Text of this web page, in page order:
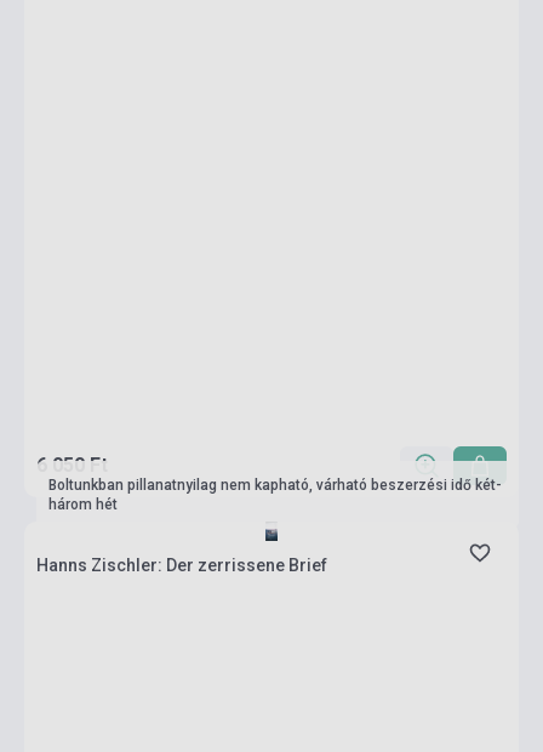
6 050 Ft
Boltunkban pillanatnyilag nem kapható, várható beszerzési idő két-
három hét
Hanns Zischler: Der zerrissene Brief